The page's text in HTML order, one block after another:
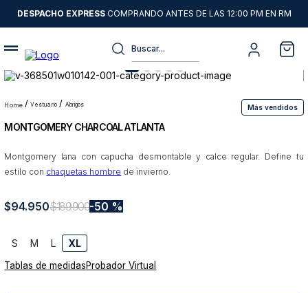
DESPACHO EXPRESSCOMPRANDO ANTES DE LAS 12:00 PM EN RM
Buscar...
vestuario abrigos Más vendidos
MONTGOMERY CHARCOAL ATLANTA
Montgomery lana con capucha desmontable y calce regular. Define tu
estilo con chaquetas hombre de invierno.
$94.950$189.900 50 %
S M L XL
Tablas de medidasProbador Virtual
1.
sweater
2.
chaquetas
3.
camisas
pantalon
5.
chaqueta cuero
chaqueta